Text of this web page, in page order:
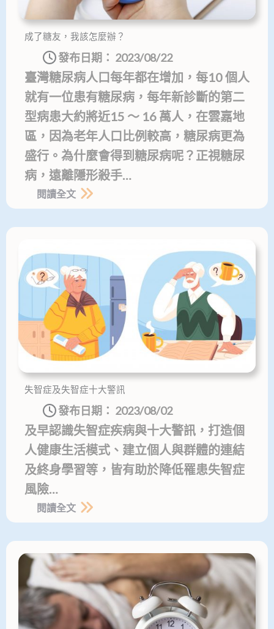
成了糖友，我該怎麼辦？
發布日期： 2023/08/22
臺灣糖尿病人口每年都在增加，每10 個人
就有一位患有糖尿病，每年新診斷的第二
型病患大約將近15 ～ 16 萬人，在雲嘉地
區，因為老年人口比例較高，糖尿病更為
盛行。為什麼會得到糖尿病呢？正視糖尿
病，遠離隱形殺手…
閱讀全文
失智症及失智症十大警訊
發布日期： 2023/08/02
及早認識失智症疾病與十大警訊，打造個
人健康生活模式、建立個人與群體的連結
及終身學習等，皆有助於降低罹患失智症
風險…
閱讀全文